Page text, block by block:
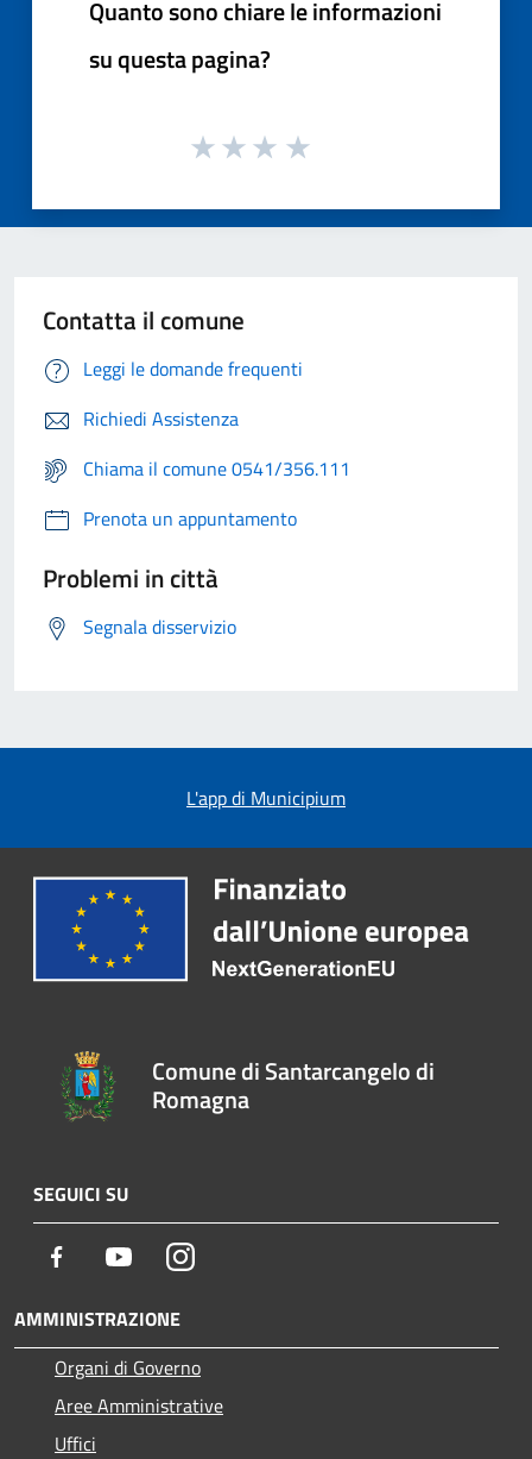
Quanto sono chiare le informazioni
su questa pagina?
Contatta il comune
Leggi le domande frequenti
Richiedi Assistenza
Chiama il comune 0541/356.111
Prenota un appuntamento
Problemi in città
Segnala disservizio
L'app di Municipium
Comune di Santarcangelo di
Romagna
SEGUICI SU
Facebook YoutubeInstagram
AMMINISTRAZIONE
Organi di Governo
Aree Amministrative
Uffici